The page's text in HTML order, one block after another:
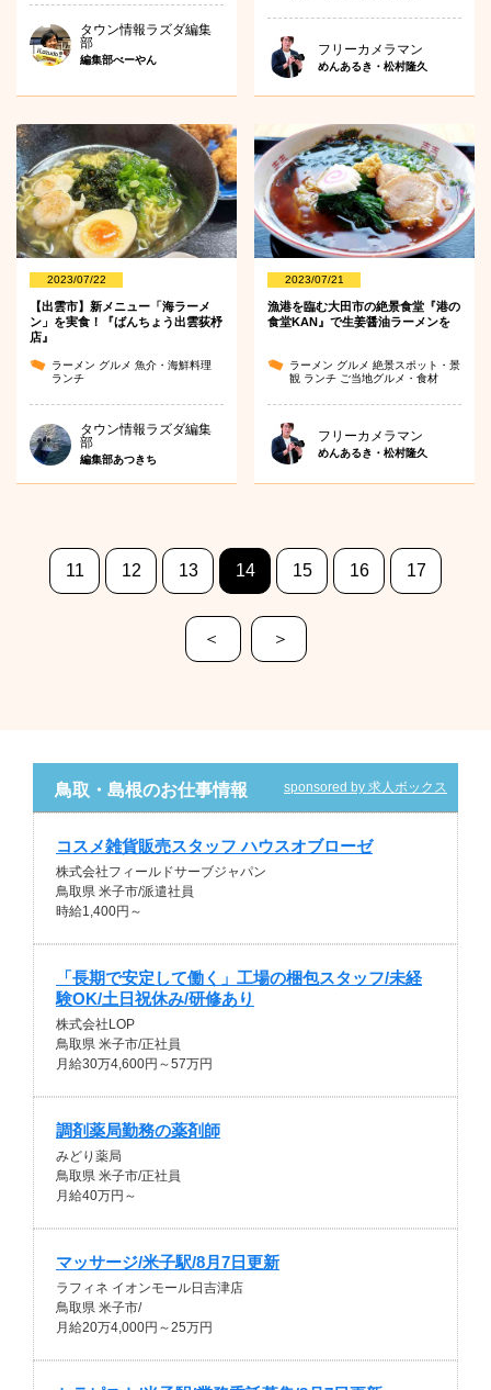
タウン情報ラズダ編集
部
編集部べーやん
フリーカメラマン
めんあるき・松村隆久
2023/07/22
【出雲市】新メニュー「海ラーメ
ン」を実食！『ばんちょう出雲荻杼
店』
ラーメン グルメ 魚介・海鮮料理
ランチ
タウン情報ラズダ編集
部
編集部あつきち
2023/07/21
漁港を臨む大田市の絶景食堂『港の
食堂KAN』で生姜醤油ラーメンを
ラーメン グルメ絶景スポット・景
観 ランチ ご当地グルメ・食材
フリーカメラマン
めんあるき・松村隆久
11 12 13 14 15 16 17
＜ ＞
鳥取・島根のお仕事情報 sponsored by 求人ボックス
コスメ雑貨販売スタッフ ハウスオブローゼ
株式会社フィールドサーブジャパン
鳥取県 米子市/派遣社員
時給1,400円～
「長期で安定して働く」工場の梱包スタッフ/未経
験OK/土日祝休み/研修あり
株式会社LOP
鳥取県 米子市/正社員
月給30万4,600円～57万円
調剤薬局勤務の薬剤師
みどり薬局
鳥取県 米子市/正社員
月給40万円～
マッサージ/米子駅/8月7日更新
ラフィネ イオンモール日吉津店
鳥取県 米子市/
月給20万4,000円～25万円